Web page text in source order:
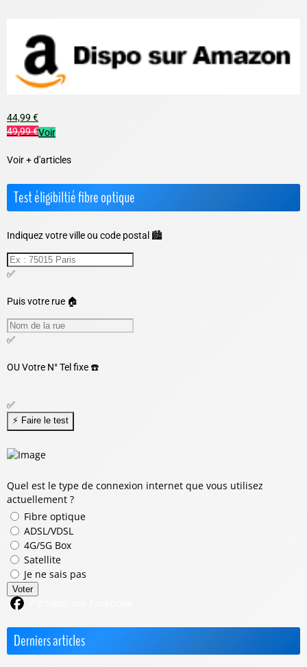
44,99 €
49,99 €Voir
Voir + d'articles
Test éligibiltié fibre optique
Indiquez votre ville ou code postal 🏙️
✅
Puis votre rue 🏠
✅
OUVotre N° Tel fixe ☎️
✅
Quel est le type de connexion internet que vous utilisez
actuellement ?
Fibre optique
ADSL/VDSL
4G/5G Box
Satellite
Je ne sais pas
Voter
Derniers articles